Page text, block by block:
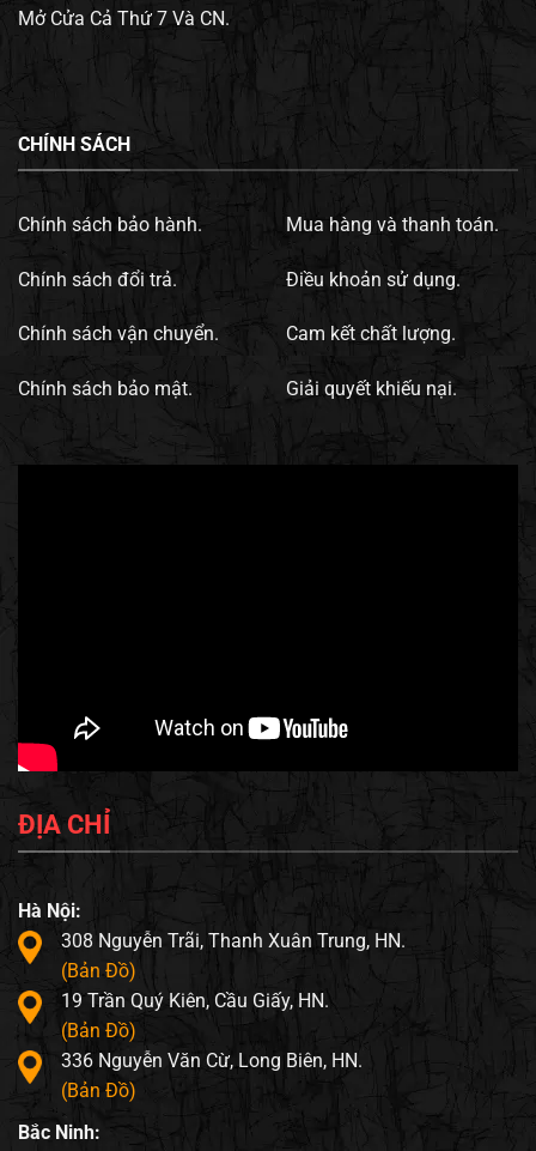
Mở Cửa Cả Thứ 7 Và CN.
CHÍNH SÁCH
Chính sách bảo hành.
Chính sách đổi trả.
Chính sách vận chuyển.
Chính sách bảo mật.
Mua hàng và thanh toán.
Điều khoản sử dụng.
Cam kết chất lượng.
Giải quyết khiếu nại.
ĐỊA CHỈ
Hà Nội:
308 Nguyễn Trãi, Thanh Xuân Trung, HN.
(Bản Đồ)
19 Trần Quý Kiên, Cầu Giấy, HN.
(Bản Đồ)
336 Nguyễn Văn Cừ, Long Biên, HN.
(Bản Đồ)
Bắc Ninh: